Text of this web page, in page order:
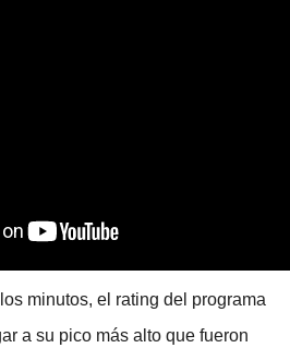
minutos, el rating del programa
a su pico más alto que fueron